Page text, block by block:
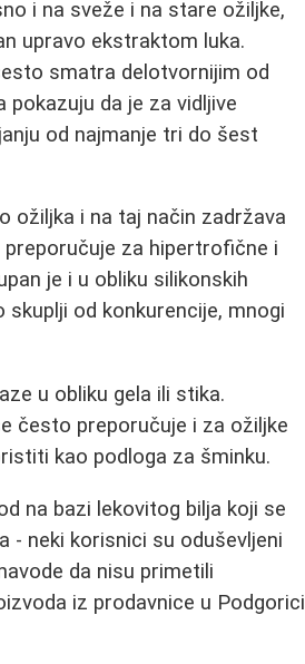
i na sveže i na stare ožiljke,
upravo ekstraktom luka.
smatra delotvornijim od
da je za vidljive
od najmanje tri do šest
ožiljka i na taj način zadržava
za hipertrofične i
je i u obliku silikonskih
od konkurencije, mnogi
u obliku gela ili stika.
često preporučuje i za ožiljke
kao podloga za šminku.
na bazi lekovitog bilja koji se
- neki korisnici su oduševljeni
da nisu primetili
iz prodavnice u Podgorici